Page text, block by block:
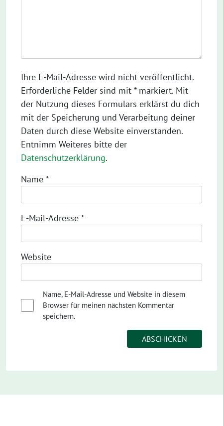
Ihre E-Mail-Adresse wird nicht veröffentlicht.
Erforderliche Felder sind mit * markiert. Mit
der Nutzung dieses Formulars erklärst du dich
mit der Speicherung und Verarbeitung deiner
Daten durch diese Website einverstanden.
Entnimm Weiteres bitte der
Datenschutzerklärung.
Name *
E-Mail-Adresse *
Website
Name, E-Mail-Adresse und Website in diesem
Browser für meinen nächsten Kommentar
speichern.